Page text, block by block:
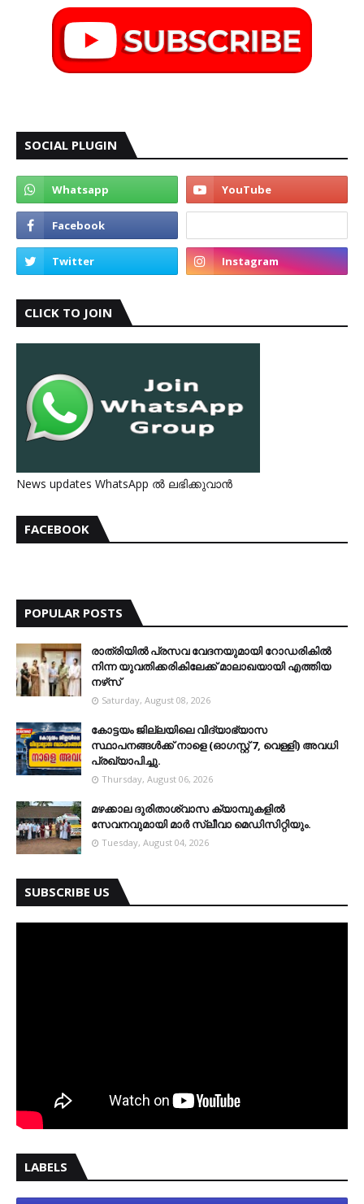
SOCIAL PLUGIN
CLICK TO JOIN
News updates WhatsApp ൽ ലഭിക്കുവാൻ
FACEBOOK
POPULAR POSTS
രാത്രിയില്‍ പ്രസവ വേദനയുമായി റോഡരികില്‍
നിന്ന യുവതിക്കരികിലേക്ക് മാലാഖയായി എത്തിയ
നഴ്‌സ്
Saturday, August 08, 2026
കോട്ടയം ജില്ലയിലെ വിദ്യാഭ്യാസ
സ്ഥാപനങ്ങള്‍ക്ക് നാളെ (ഓഗസ്റ്റ് 7, വെള്ളി) അവധി
പ്രഖ്യാപിച്ചു.
Thursday, August 06, 2026
മഴക്കാല ദുരിതാശ്വാസ ക്യാമ്പുകളിൽ
സേവനവുമായി മാർ സ്ലീവാ മെഡിസിറ്റിയും.
Tuesday, August 04, 2026
SUBSCRIBE US
LABELS